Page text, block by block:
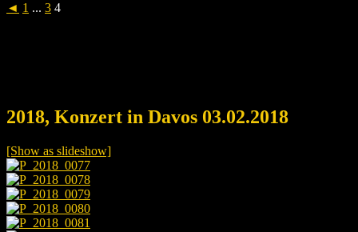
◄ 1 ... 3 4
2018, Konzert in Davos 03.02.2018
[Show as slideshow]